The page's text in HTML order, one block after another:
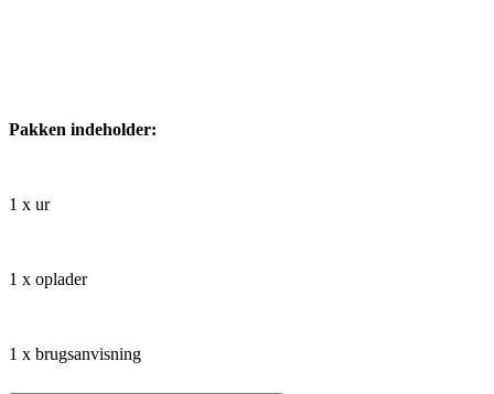
Pakken indeholder:
1 x ur
1 x oplader
1 x brugsanvisning